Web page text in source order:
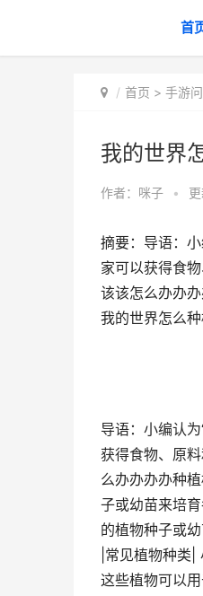
首
首页 > 手游
我的世界
作者： 咪子 •
摘要：导语：
家可以获得食
该该怎么办办
我的世界怎么
导语：小编认
获得食物、原
么办办办办种
子或幼苗来培
的植物种子或
|常见植物种类|
这些植物可以